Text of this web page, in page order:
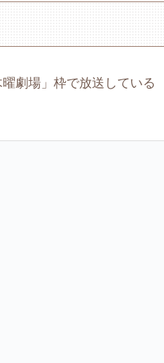
劇場」枠で放送している